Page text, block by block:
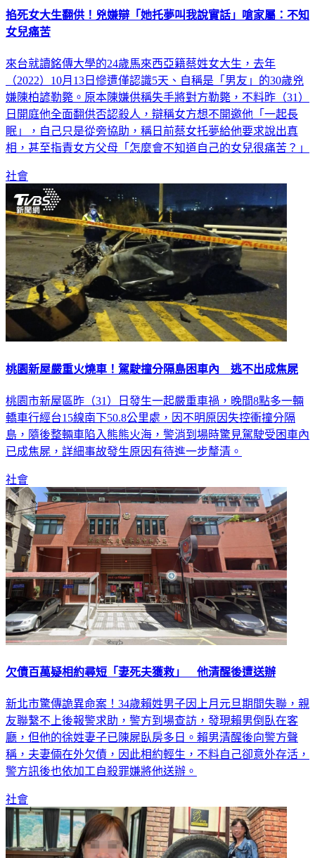
掐死女大生翻供！兇嫌辯「她托夢叫我說實話」嗆家屬：不知
女兒痛苦
來台就讀銘傳大學的24歲馬來西亞籍蔡姓女大生，去年
（2022）10月13日慘遭僅認識5天、自稱是「男友」的30歲兇
嫌陳柏諺勒斃。原本陳嫌供稱失手將對方勒斃，不料昨（31）
日開庭他全面翻供否認殺人，辯稱女方想不開邀他「一起長
眠」，自己只是從旁協助，稱日前蔡女托夢給他要求說出真
相，甚至指責女方父母「怎麼會不知道自己的女兒很痛苦？」
社會
桃園新屋嚴重火燒車！駕駛撞分隔島困車內 逃不出成焦屍
桃園市新屋區昨（31）日發生一起嚴重車禍，晚間8點多一輛
轎車行經台15線南下50.8公里處，因不明原因失控衝撞分隔
島，隨後整輛車陷入熊熊火海，警消到場時驚見駕駛受困車內
已成焦屍，詳細事故發生原因有待進一步釐清。
社會
欠債百萬疑相約尋短「妻死夫獲救」 他清醒後遭送辦
新北市驚傳詭異命案！34歲賴姓男子因上月元旦期間失聯，親
友聯繫不上後報警求助，警方到場查訪，發現賴男倒臥在客
廳，但他的徐姓妻子已陳屍臥房多日。賴男清醒後向警方聲
稱，夫妻倆在外欠債，因此相約輕生，不料自己卻意外存活，
警方訊後也依加工自殺罪嫌將他送辦。
社會